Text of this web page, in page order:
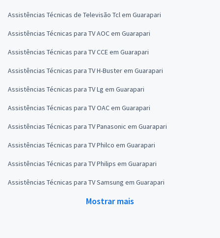
Assistências Técnicas de Televisão Tcl em Guarapari
Assistências Técnicas para TV AOC em Guarapari
Assistências Técnicas para TV CCE em Guarapari
Assistências Técnicas para TV H-Buster em Guarapari
Assistências Técnicas para TV Lg em Guarapari
Assistências Técnicas para TV OAC em Guarapari
Assistências Técnicas para TV Panasonic em Guarapari
Assistências Técnicas para TV Philco em Guarapari
Assistências Técnicas para TV Philips em Guarapari
Assistências Técnicas para TV Samsung em Guarapari
Mostrar mais